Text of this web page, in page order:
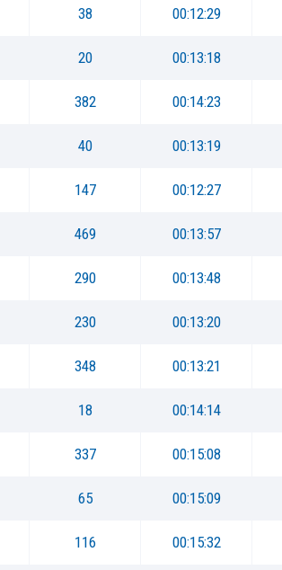
38 00:12:29
20 00:13:18
382 00:14:23
40 00:13:19
147 00:12:27
469 00:13:57
290 00:13:48
230 00:13:20
348 00:13:21
18 00:14:14
337 00:15:08
65 00:15:09
116 00:15:32